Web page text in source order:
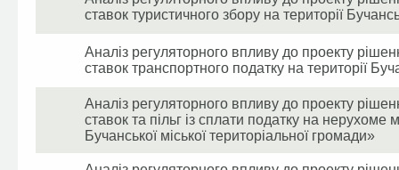
ставок туристичного збору на території
Аналіз регуляторного впливу до проекту
ставок транспортного податку на території
Аналіз регуляторного впливу до проекту
ставок та пільг із сплати податку на нерухоме
Бучанської міської територіальної громади»